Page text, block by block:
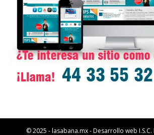
© 2025 - lasabana.mx - Desarrollo web I.S.C.